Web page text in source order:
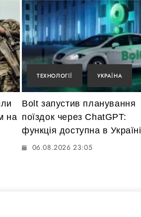
на
ТЕХНОЛОГІЇ УКРАЇНА
Bolt запустив планування
поїздок через ChatGPT:
функція доступна в Україні
06.08.2026 23:05